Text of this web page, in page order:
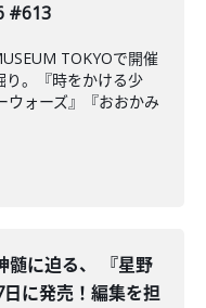
#613
TOKYOで開催
り。『時をかける少
ウォーズ』『おおかみ
髄に迫る、 『星野
に発売！編集を担